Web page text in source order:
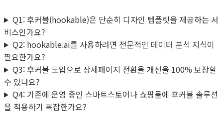
Q1: 후커블(hookable)은 단순히 디자인 템플릿을 제공하는 서
비스인가요?
Q2: hookable.ai를 사용하려면 전문적인 데이터 분석 지식이
필요한가요?
Q3: 후커블 도입으로 상세페이지 전환율 개선을 100% 보장할
수 있나요?
Q4: 기존에 운영 중인 스마트스토어나 쇼핑몰에 후커블 솔루션
을 적용하기 복잡한가요?